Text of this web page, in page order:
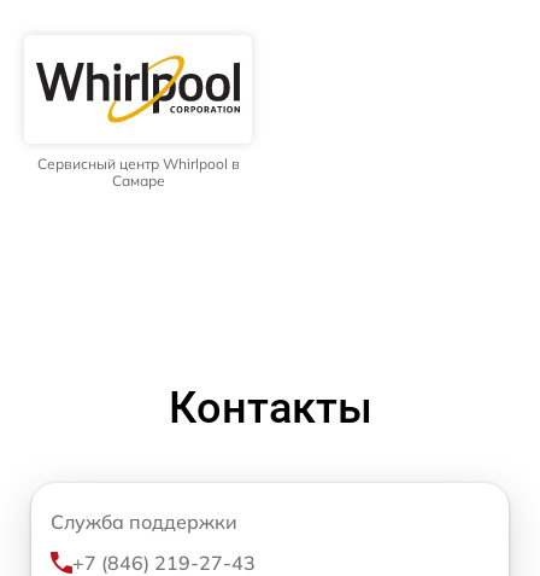
Сервисный центр Whirlpool в
Самаре
Контакты
Служба поддержки
+7 (846) 219-27-43